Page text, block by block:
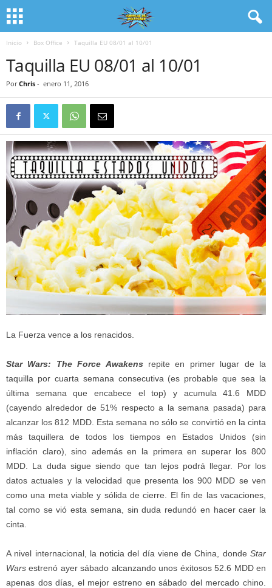
Inicio Box Office Taquilla EU 08/01 al 10/01
Taquilla EU 08/01 al 10/01
Por Chris - enero 11, 2016
La Fuerza vence a los renacidos.
Star Wars: The Force Awakensrepite en primer lugar de la
taquilla por cuarta semana consecutiva (es probable que sea la
última semana que encabece el top) y acumula 41.6 MDD
(cayendo alrededor de 51% respecto a la semana pasada) para
alcanzar los 812 MDD. Esta semana no sólo se convirtió en la cinta
más taquillera de todos los tiempos en Estados Unidos (sin
inflación claro), sino además en la primera en superar los 800
MDD. La duda sigue siendo que tan lejos podrá llegar. Por los
datos actuales y la velocidad que presenta los 900 MDD se ven
como una meta viable y sólida de cierre. El fin de las vacaciones,
tal como se vió esta semana, sin duda redundó en hacer caer la
cinta.
A nivel internacional, la noticia del día viene de China, donde Star
Wars estrenó ayer sábado alcanzando unos éxitosos 52.6 MDD en
apenas dos días, el mejor estreno en sábado del mercado chino.